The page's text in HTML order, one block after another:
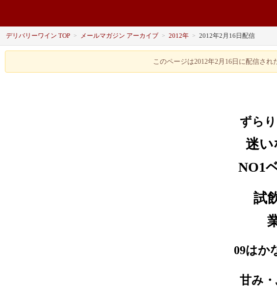
デリバリーワイン TOP > メールマガジン アーカイブ > 2012年 > 2012年2月16日配信
このページは2012年2月16日に配信さ
ずら
迷
NO1
試
09はか
甘み